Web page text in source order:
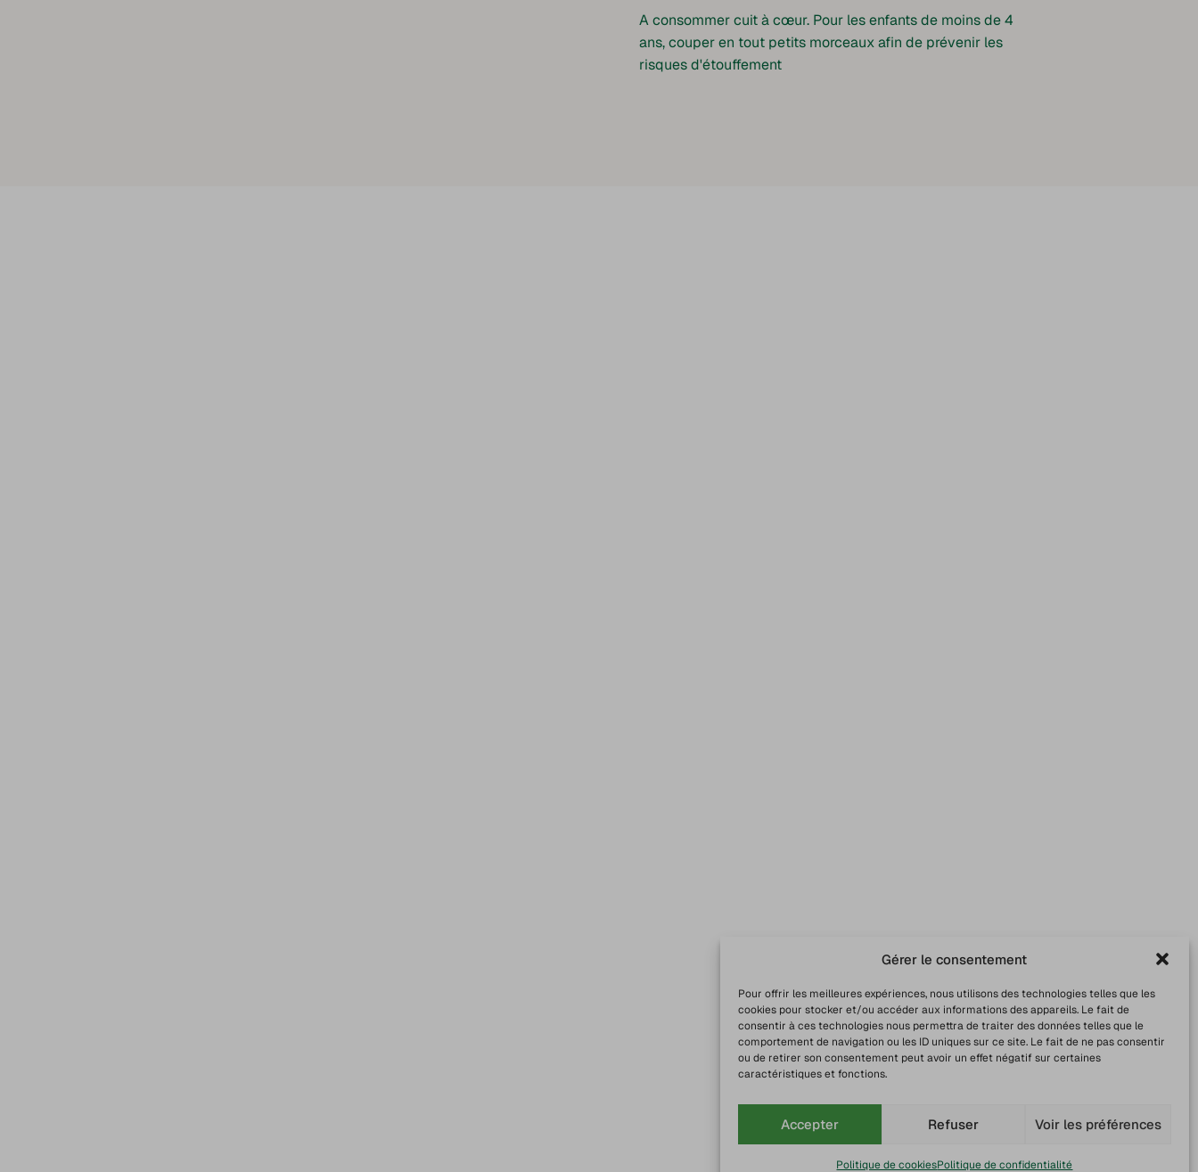
Gérer le consentement
Pour offrir les meilleures expériences, nous utilisons des technologies telles que les
cookies pour stocker et/ou accéder aux informations des appareils. Le fait de
consentir à ces technologies nous permettra de traiter des données telles que le
comportement de navigation ou les ID uniques sur ce site. Le fait de ne pas consentir
ou de retirer son consentement peut avoir un effet négatif sur certaines
caractéristiques et fonctions.
Accepter Refuser Voir les préférences
Politique de cookiesPolitique de confidentialité
A consommer cuit à cœur. Pour les enfants de moins de 4
ans, couper en tout petits morceaux afin de prévenir les
risques d'étouffement